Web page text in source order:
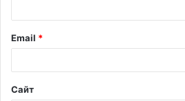
й
*
Email *
Сайт